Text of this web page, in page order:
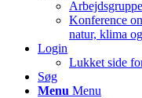
Konference
natur, klima
Login
Lukket side
Søg
Menu Menu